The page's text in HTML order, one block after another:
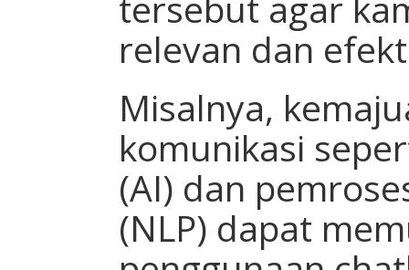
relevan dan
Misalnya,
komunikasi
(AI) dan
(NLP) dapat